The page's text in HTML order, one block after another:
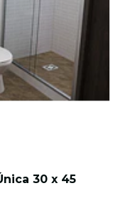
30 x 45